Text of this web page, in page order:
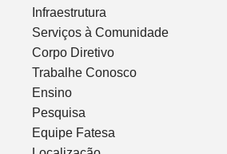
Infraestrutura
Serviços à Comunidade
Corpo Diretivo
Trabalhe Conosco
Ensino
Pesquisa
Equipe Fatesa